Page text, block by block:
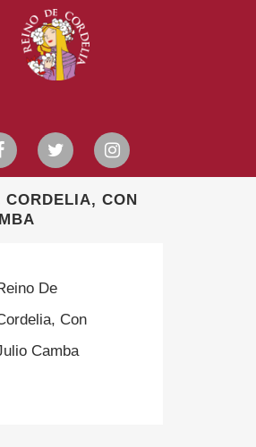
CORDELIA, CON
De
Con
Camba